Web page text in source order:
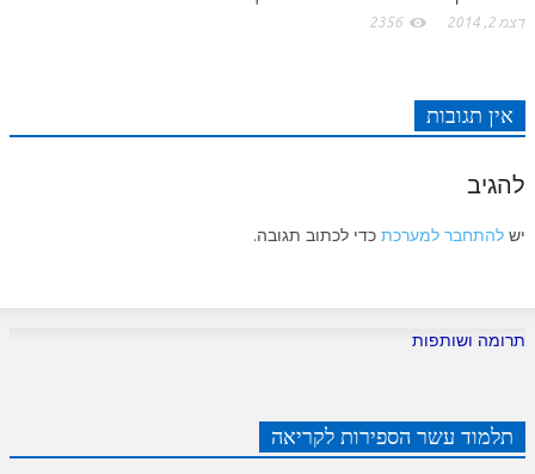
לאתר ספר הרב
דצמ 2, 2014 2356
אין תגובות
להגיב
יש להתחבר למערכת כדי לכתוב תגובה.
תרומה ושותפות
תלמוד עשר הספירות לקריאה